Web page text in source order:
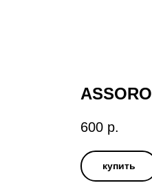
ASSORO
600 р.
купить